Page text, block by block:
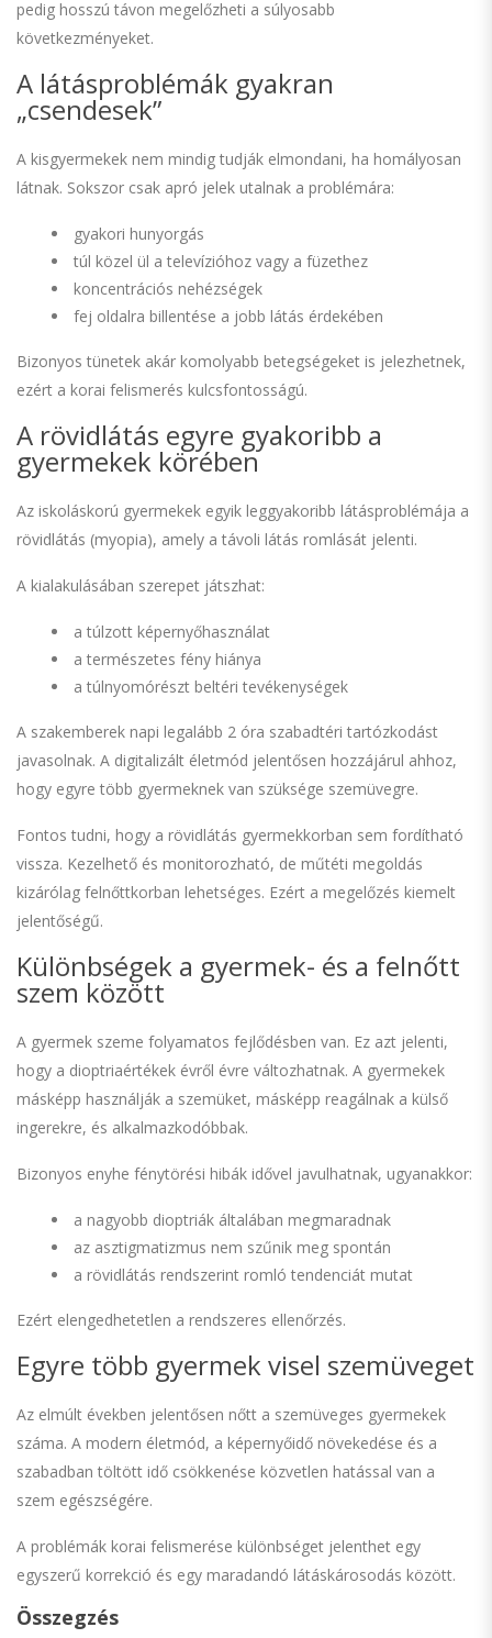
pedig hosszú távon megelőzheti a súlyosabb
következményeket.
A látásproblémák gyakran
„csendesek”
A kisgyermekek nem mindig tudják elmondani, ha homályosan
látnak. Sokszor csak apró jelek utalnak a problémára:
gyakori hunyorgás
túl közel ül a televízióhoz vagy a füzethez
koncentrációs nehézségek
fej oldalra billentése a jobb látás érdekében
Bizonyos tünetek akár komolyabb betegségeket is jelezhetnek,
ezért a korai felismerés kulcsfontosságú.
A rövidlátás egyre gyakoribb a
gyermekek körében
Az iskoláskorú gyermekek egyik leggyakoribb látásproblémája a
rövidlátás (myopia), amely a távoli látás romlását jelenti.
A kialakulásában szerepet játszhat:
a túlzott képernyőhasználat
a természetes fény hiánya
a túlnyomórészt beltéri tevékenységek
A szakemberek napi legalább 2 óra szabadtéri tartózkodást
javasolnak. A digitalizált életmód jelentősen hozzájárul ahhoz,
hogy egyre több gyermeknek van szüksége szemüvegre.
Fontos tudni, hogy a rövidlátás gyermekkorban sem fordítható
vissza. Kezelhető és monitorozható, de műtéti megoldás
kizárólag felnőttkorban lehetséges. Ezért a megelőzés kiemelt
jelentőségű.
Különbségek a gyermek- és a felnőtt
szem között
A gyermek szeme folyamatos fejlődésben van. Ez azt jelenti,
hogy a dioptriaértékek évről évre változhatnak. A gyermekek
másképp használják a szemüket, másképp reagálnak a külső
ingerekre, és alkalmazkodóbbak.
Bizonyos enyhe fénytörési hibák idővel javulhatnak, ugyanakkor:
a nagyobb dioptriák általában megmaradnak
az asztigmatizmus nem szűnik meg spontán
a rövidlátás rendszerint romló tendenciát mutat
Ezért elengedhetetlen a rendszeres ellenőrzés.
Egyre több gyermek visel szemüveget
Az elmúlt években jelentősen nőtt a szemüveges gyermekek
száma. A modern életmód, a képernyőidő növekedése és a
szabadban töltött idő csökkenése közvetlen hatással van a
szem egészségére.
A problémák korai felismerése különbséget jelenthet egy
egyszerű korrekció és egy maradandó látáskárosodás között.
Összegzés